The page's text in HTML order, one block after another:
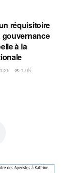
réquisitoire
gouvernance
à la
1.9K